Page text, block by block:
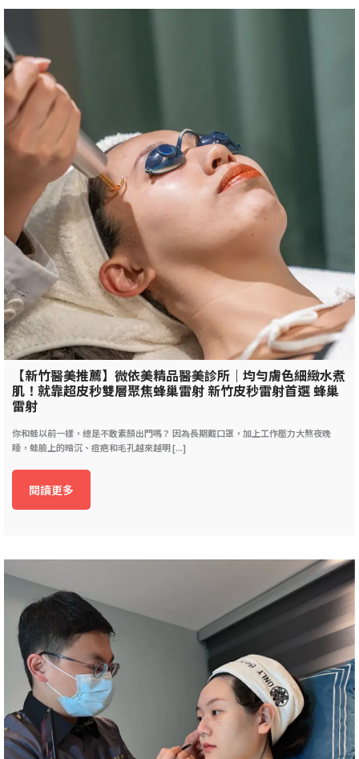
【新竹醫美推薦】微依美精品醫美診所｜均勻膚色細緻水煮
肌！就靠超皮秒雙層聚焦蜂巢雷射 新竹皮秒雷射首選 蜂巢
雷射
你和蛙以前一樣，總是不敢素顏出門嗎？ 因為長期戴口罩，加上工作壓力大熬夜晚
睡，蛙臉上的暗沉、痘疤和毛孔越來越明 [...]
閱讀更多